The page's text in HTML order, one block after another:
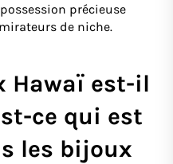
précieuse
de niche.
Hawaï est-il
ce qui est
les bijoux